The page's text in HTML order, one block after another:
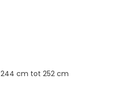
244 cm tot 252 cm